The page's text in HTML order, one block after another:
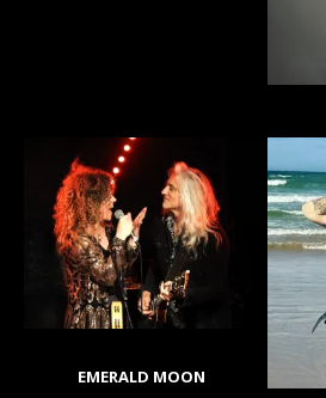
EMERALD MOON